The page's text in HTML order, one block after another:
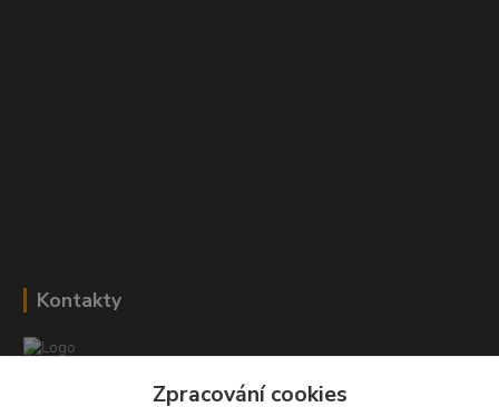
Kontakty
Zpracování cookies